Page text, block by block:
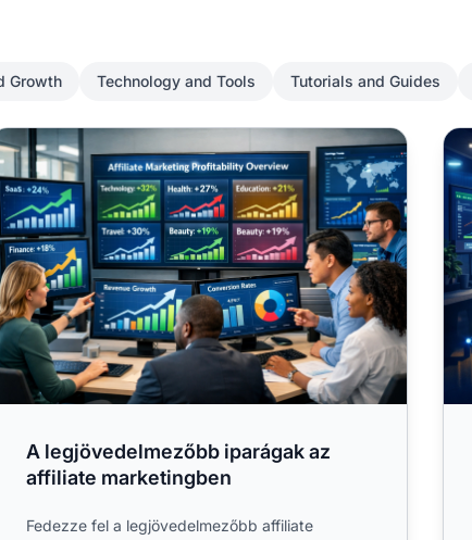
Growth Technology and Tools Tutorials and Guides
legjövedelmezőbb iparágak az affiliate marketingben
A legjövedelmezőbb iparágak az
affiliate marketingben
Fedezze fel a legjövedelmezőbb affiliate